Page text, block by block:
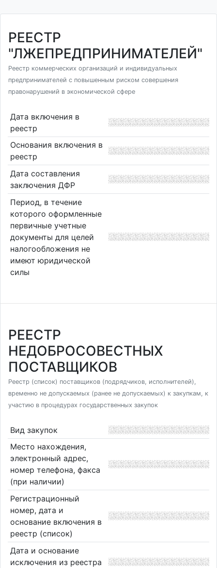
РЕЕСТР
"ЛЖЕПРЕДПРИНИМАТЕЛЕЙ"
Реестр коммерческих организаций и индивидуальных
предпринимателей с повышенным риском совершения
правонарушений в экономической сфере
Дата включения в
реестр
Основания включения в
реестр
Дата составления
заключения ДФР
Период, в течение
которого оформленные
первичные учетные
документы для целей
налогообложения не
имеют юридической
силы
РЕЕСТР
НЕДОБРОСОВЕСТНЫХ
ПОСТАВЩИКОВ
Реестр (список) поставщиков (подрядчиков, исполнителей),
временно не допускаемых (ранее не допускаемых) к закупкам, к
участию в процедурах государственных закупок
Вид закупок
Место нахождения,
электронный адрес,
номер телефона, факса
(при наличии)
Регистрационный
номер, дата и
основание включения в
реестр (список)
Дата и основание
исключения из реестра